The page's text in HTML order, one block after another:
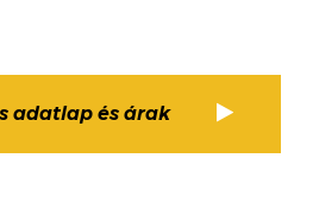
adatlap és árak